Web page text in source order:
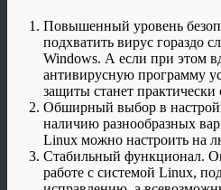
Повышенный уровень
подхватить вирус гораздо
Windows. А если при этом
антивирусную программу
защиты станет
Обширный выбор в
наличию разнообразных
Linux можно настроить на
Стабильный функционал.
работе с системой Linux,